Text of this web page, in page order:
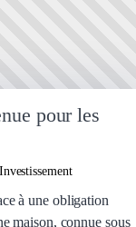
pour les
Investissement
à une obligation
maison, connue sous